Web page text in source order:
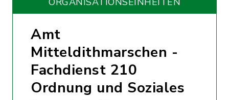
Amt
Mitteldithmarschen -
Fachdienst 210
Ordnung und Soziales